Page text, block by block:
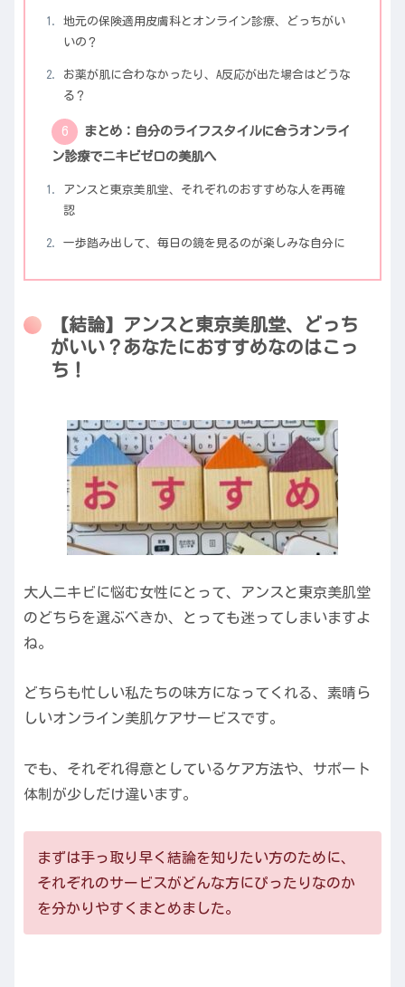
地元の保険適用皮膚科とオンライン診療、どっちがい
いの？
お薬が肌に合わなかったり、A反応が出た場合はどうな
る？
まとめ：自分のライフスタイルに合うオンライ
ン診療でニキビゼロの美肌へ
アンスと東京美肌堂、それぞれのおすすめな人を再確
認
一歩踏み出して、毎日の鏡を見るのが楽しみな自分に
【結論】アンスと東京美肌堂、どっち
がいい？あなたにおすすめなのはこっ
ち！
大人ニキビに悩む女性にとって、アンスと東京美肌堂
のどちらを選ぶべきか、とっても迷ってしまいますよ
ね。
どちらも忙しい私たちの味方になってくれる、素晴ら
しいオンライン美肌ケアサービスです。
でも、それぞれ得意としているケア方法や、サポート
体制が少しだけ違います。
まずは手っ取り早く結論を知りたい方のために、
それぞれのサービスがどんな方にぴったりなのか
を分かりやすくまとめました。